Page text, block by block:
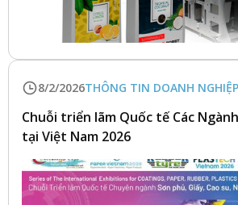
8/2/2026THÔNG TIN DOANH NGHIỆP
Chuỗi triển lãm Quốc tế Các
tại Việt Nam 2026